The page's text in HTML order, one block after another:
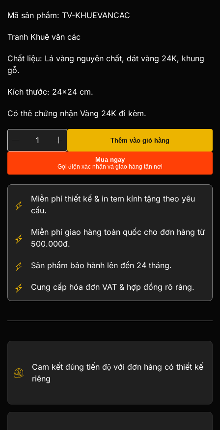
là:
3.150.000 ₫.
tại
là:
Mã sản phẩm: TV-KHUEVANCAC
Tranh Khuê văn các
Chất liệu: Lá vàng nguyên chất, dát vàng 24K, khung
gỗ.
Kích thước: 24×24 cm.
Có thẻ chứng nhận Vàng 24K đi kèm.
vàng
Thêm vào giỏ hàng
Mua ngay
Gọi điện xác nhận và giao hàng tận nơi
Miễn phí thiết kế & in tem kính tặng theo yêu
cầu.
Miễn phí giao hàng toàn quốc cho đơn hàng từ
500.000đ.
Sản phẩm bảo hành lên đến 24 tháng.
Cung cấp hóa đơn VAT & hợp đồng rõ ràng.
Cam kết đúng tiến độ với đơn hàng có thiết kế
riêng